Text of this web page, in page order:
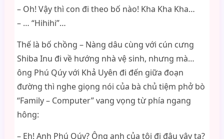
– Oh! Vậy thì con đi theo bố nào! Kha Kha Kha…
– … “Hihihi”…
Thế là bố chồng – Nàng dâu cùng với cún cưng
Shiba Inu đi về hướng nhà vệ sinh, nhưng mà…
ông Phú Qúy với Khả Uyên đi đến giữa đoạn
đường thì nghe giọng nói của bà chủ tiệm phở bò
“Family – Computer” vang vọng từ phía ngang
hông:
– Eh! Anh Phú Qúy? Ông anh của tôi đi đâu vậy ta?